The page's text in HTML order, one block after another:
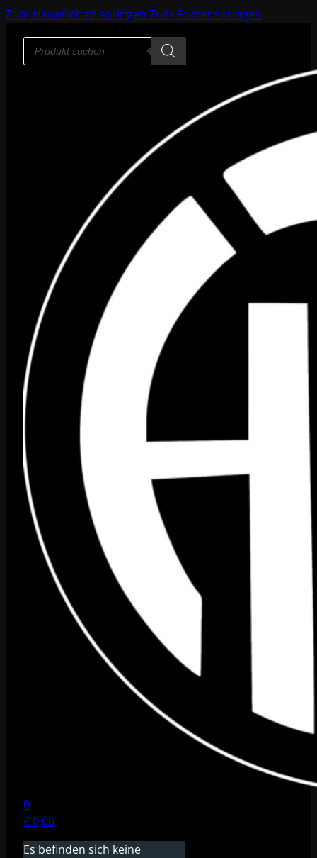
Zum Hauptinhalt springen Zum Footer springen
Products
search
0
€0,00
Es befinden sich keine